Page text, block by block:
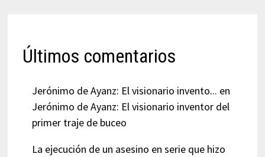
Últimos comentarios
Jerónimo de Ayanz: El visionario invento... en
Jerónimo de Ayanz: El visionario inventor del
primer traje de buceo
La ejecución de un asesino en serie que hizo